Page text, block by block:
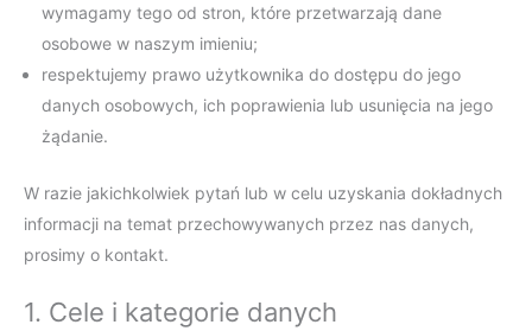
wymagamy tego od stron, które przetwarzają dane
osobowe w naszym imieniu;
respektujemy prawo użytkownika do dostępu do jego
danych osobowych, ich poprawienia lub usunięcia na jego
żądanie.
W razie jakichkolwiek pytań lub w celu uzyskania dokładnych
informacji na temat przechowywanych przez nas danych,
prosimy o kontakt.
1. Cele i kategorie danych